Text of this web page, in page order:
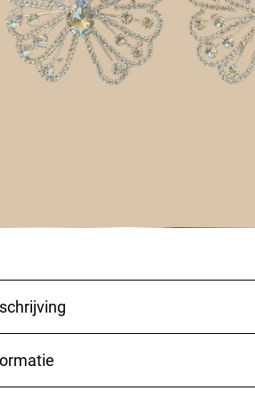
met onze sensual minded
de folie en plak de stickers